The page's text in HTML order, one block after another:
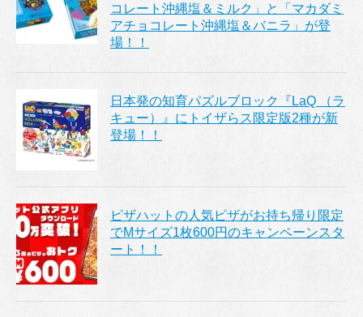
コレート沖縄塩＆ミルク」と「マカダミ
アチョコレート沖縄塩＆バニラ」が登
場！！
日本発の知育パズルブロック『LaQ （ラ
キュー）』にトイザらス限定版2種が新
登場！！
ピザハットの人気ピザがお持ち帰り限定
でMサイズ1枚600円のキャンペーンスタ
ート！！